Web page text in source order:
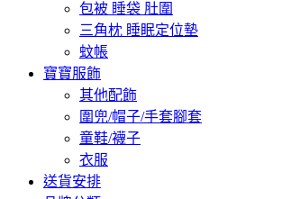
包被 睡袋 肚圍
三角枕 睡眠定位墊
蚊帳
寶寶服飾
其他配飾
圍兜/帽子/手套腳套
童鞋/襪子
衣服
送貨安排